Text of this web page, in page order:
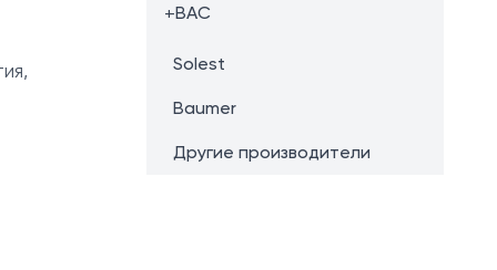
+BAC
Solest
Baumer
Другие производители